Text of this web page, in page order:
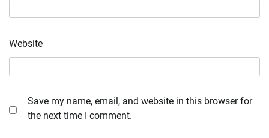
Website
Save my name, email, and website in this browser for
the next time I comment.